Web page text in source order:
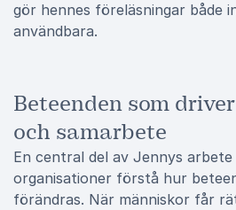
gör hennes föreläsningar både
användbara.
Beteenden som
och samarbete
En central del av Jennys
organisationer förstå hur
förändras. När människor får